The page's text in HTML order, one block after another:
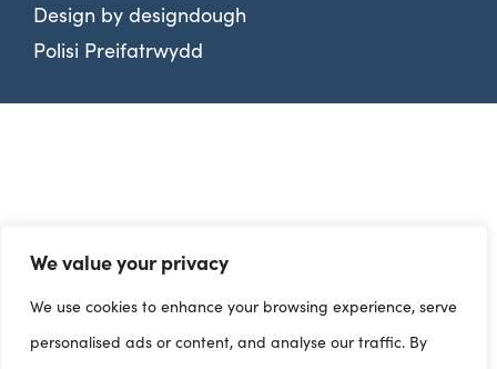
We value your privacy
We use cookies to enhance your browsing experience, serve
personalised ads or content, and analyse our traffic. By
Design by designdough
Polisi Preifatrwydd